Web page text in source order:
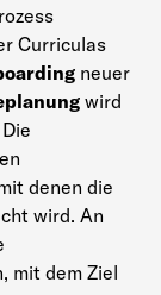
Curriculas
neuer
wird
denen die
wird. An
mit dem Ziel